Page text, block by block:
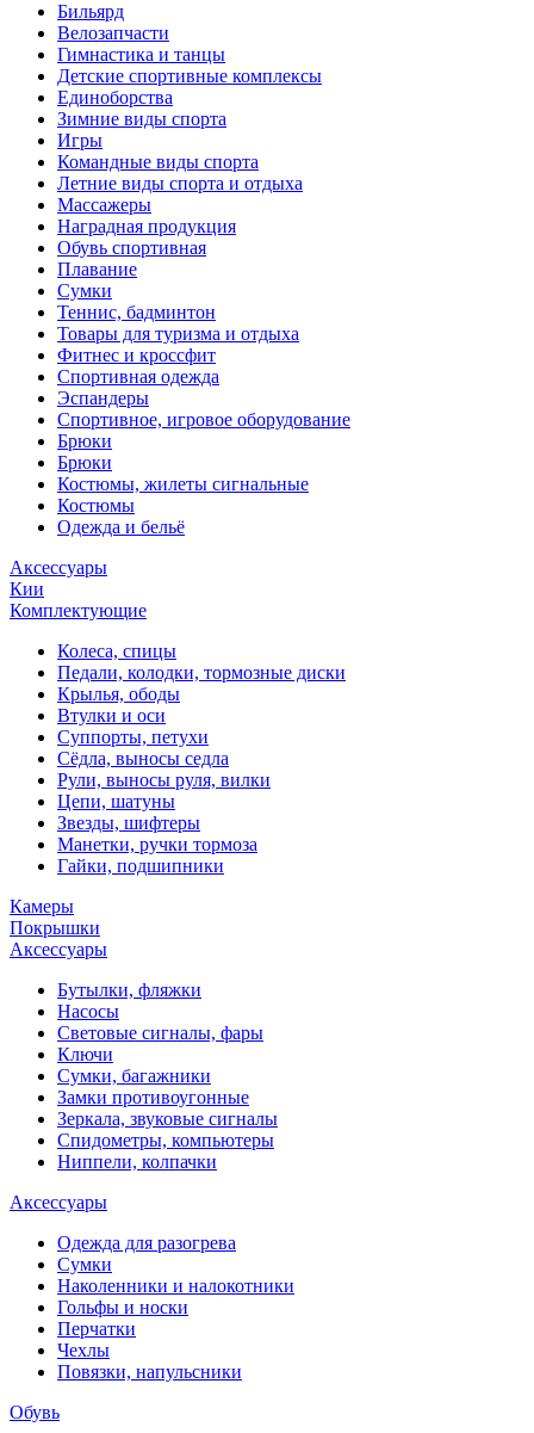
Бильярд
Велозапчасти
Гимнастика и танцы
Детские спортивные комплексы
Единоборства
Зимние виды спорта
Игры
Командные виды спорта
Летние виды спорта и отдыха
Массажеры
Наградная продукция
Обувь спортивная
Плавание
Сумки
Теннис, бадминтон
Товары для туризма и отдыха
Фитнес и кроссфит
Спортивная одежда
Эспандеры
Спортивное, игровое оборудование
Брюки
Брюки
Костюмы, жилеты сигнальные
Костюмы
Одежда и бельё
Аксессуары
Кии
Комплектующие
Колеса, спицы
Педали, колодки, тормозные диски
Крылья, ободы
Втулки и оси
Суппорты, петухи
Сёдла, выносы седла
Рули, выносы руля, вилки
Цепи, шатуны
Звезды, шифтеры
Манетки, ручки тормоза
Гайки, подшипники
Камеры
Покрышки
Аксессуары
Бутылки, фляжки
Насосы
Световые сигналы, фары
Ключи
Сумки, багажники
Замки противоугонные
Зеркала, звуковые сигналы
Спидометры, компьютеры
Ниппели, колпачки
Аксессуары
Одежда для разогрева
Сумки
Наколенники и налокотники
Гольфы и носки
Перчатки
Чехлы
Повязки, напульсники
Обувь